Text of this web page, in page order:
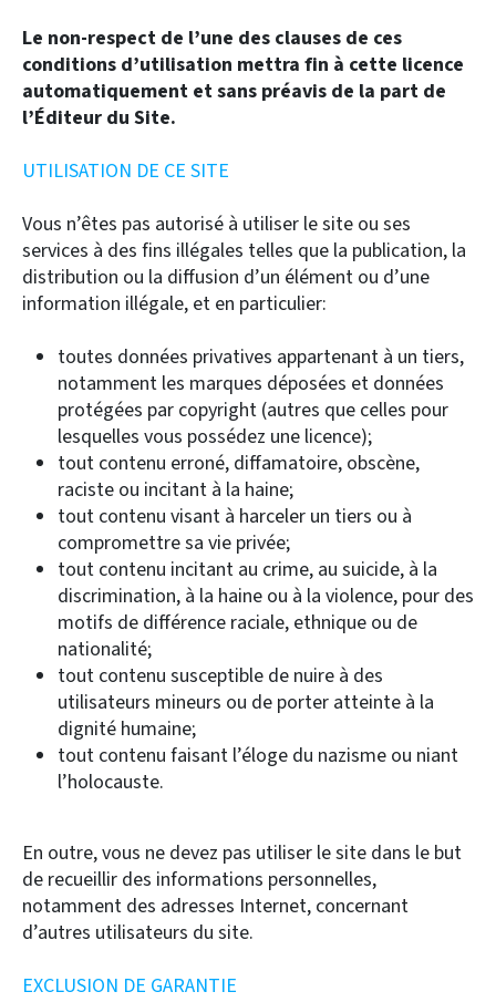
Le non-respect de l’une des clauses de ces
conditions d’utilisation mettra fin à cette licence
automatiquement et sans préavis de la part de
l’Éditeur du Site.
UTILISATION DE CE SITE
Vous n’êtes pas autorisé à utiliser le site ou ses
services à des fins illégales telles que la publication, la
distribution ou la diffusion d’un élément ou d’une
information illégale, et en particulier:
toutes données privatives appartenant à un tiers,
notamment les marques déposées et données
protégées par copyright (autres que celles pour
lesquelles vous possédez une licence);
tout contenu erroné, diffamatoire, obscène,
raciste ou incitant à la haine;
tout contenu visant à harceler un tiers ou à
compromettre sa vie privée;
tout contenu incitant au crime, au suicide, à la
discrimination, à la haine ou à la violence, pour des
motifs de différence raciale, ethnique ou de
nationalité;
tout contenu susceptible de nuire à des
utilisateurs mineurs ou de porter atteinte à la
dignité humaine;
tout contenu faisant l’éloge du nazisme ou niant
l’holocauste.
En outre, vous ne devez pas utiliser le site dans le but
de recueillir des informations personnelles,
notamment des adresses Internet, concernant
d’autres utilisateurs du site.
EXCLUSION DE GARANTIE